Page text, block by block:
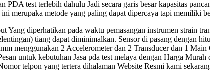
PDA test terlebih dahulu Jadi secara garis besar kapasitas
merupaka metode yang paling dapat dipercaya tapi memiliki
Yang diperhatikan pada waktu pemasangan instrumen strain
tiang dapat diminimalkan. Sensor di pasang dengan
menggunakan 2 Accelerometer dan 2 Transducer dan 1
untuk kebutuhan Jasa pda test melaya dengan Harga
telpon yang tertera dihalaman Website Resmi kami